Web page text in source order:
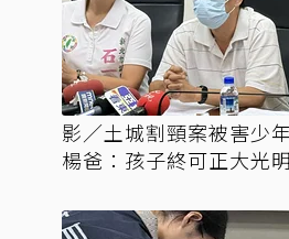
影／土城割頸案被害少
楊爸：孩子終可正大光